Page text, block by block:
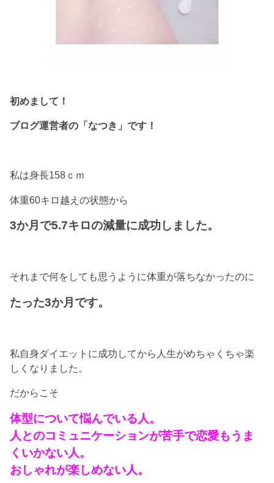
初めまして！
ブログ運営者の「なつき」です！
私は身長158ｃｍ
体重60キロ越えの状態から
3か月で5.7キロの減量に成功しました。
それまで何をしても思うように体重が落ちなかったのに
たった3か月です。
私自身ダイエットに成功してから人生がめちゃくちゃ楽
しくなりました。
だからこそ
体型について悩んでいる人。
人とのコミュニケーションが苦手で恋愛もうま
くいかない人。
おしゃれが楽しめない人。